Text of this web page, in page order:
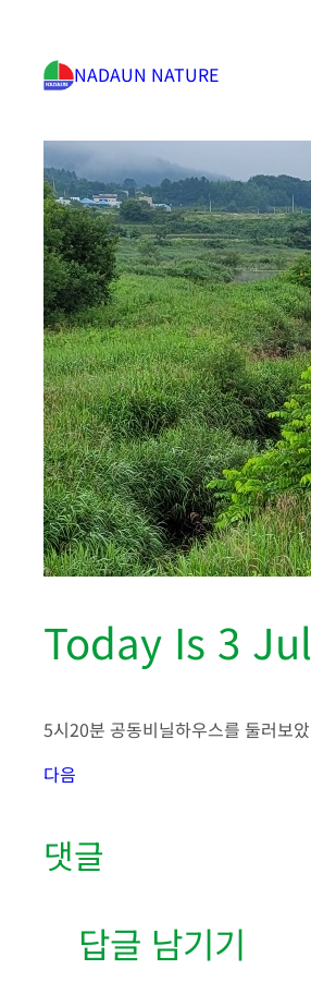
NADAUN NATURE
Today Is 3
5시20분 공동비닐하우스를 둘러보
다음
댓글
답글 남기기